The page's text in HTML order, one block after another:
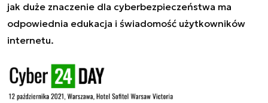
jak duże znaczenie dla cyberbezpieczeństwa ma
odpowiednia edukacja i świadomość użytkowników
internetu.